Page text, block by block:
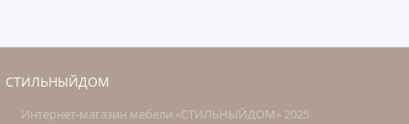
СТИЛЬНЫЙДОМ
Интернет-магазин мебели «СТИЛЬНЫЙДОМ» 2025